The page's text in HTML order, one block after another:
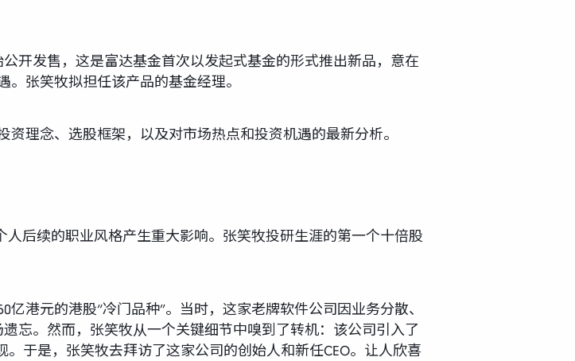
开发售，这是富达基金首次以发起式基金的形式推出新品，意在
张笑牧拟担任该产品的基金经理。
理念、选股框架，以及对市场热点和投资机遇的最新分析。
后续的职业风格产生重大影响。张笑牧投研生涯的第一个十倍股
港元的港股“冷门品种”。当时，这家老牌软件公司因业务分散、
忘。然而，张笑牧从一个关键细节中嗅到了转机：该公司引入了
于是，张笑牧去拜访了这家公司的创始人和新任CEO。让人欣喜